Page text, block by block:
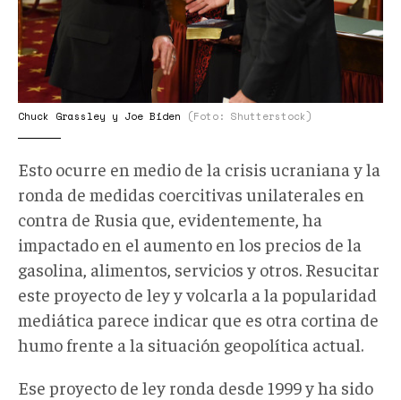
Chuck Grassley y Joe Biden (Foto: Shutterstock)
Esto ocurre en medio de la crisis ucraniana y la
ronda de medidas coercitivas unilaterales en
contra de Rusia que, evidentemente, ha
impactado en el aumento en los precios de la
gasolina, alimentos, servicios y otros. Resucitar
este proyecto de ley y volcarla a la popularidad
mediática parece indicar que es otra cortina de
humo frente a la situación geopolítica actual.
Ese proyecto de ley ronda desde 1999 y ha sido